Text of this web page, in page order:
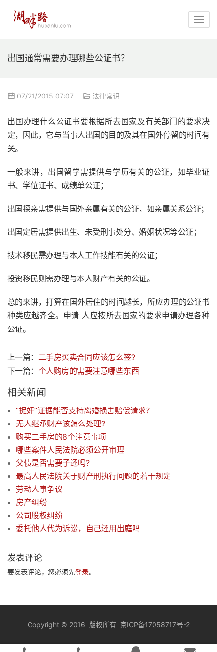
出国通常需要办理哪些公证书？
07/21/2015 07:07 法律常识
出国办理什么公证书要根据所去国家及有关部门的要求决
定，因此，它与当事人出国的目的及其在国外停留的时间有
关。
一般来讲，出国留学需提供与学历有关的公证，如毕业证
书、学位证书、成绩单公证；
出国探亲需提供与国外亲属有关的公证，如亲属关系公证；
出国定居需提供出生、未受刑事处分、婚姻状况等公证；
技术移民需办理与本人工作技能有关的公证；
投资移民则需办理与本人财产有关的公证。
总的来讲，打算在国外居住的时间越长，所应办理的公证书
种类应越齐全。申请 人应按所去国家的要求申请办理各种
公证。
上一篇： 二手房买卖合同应该怎么签?
下一篇： 个人购房的需要注意哪些东西
相关新闻
“捉奸”证据能否支持离婚损害赔偿请求？
无人继承财产该怎么处理?
购买二手房的8个注意事项
哪些案件人民法院必须公开审理
父债是否需要子还吗?
最高人民法院关于财产刑执行问题的若干规定
劳动人事争议
房产纠纷
公司股权纠纷
委托他人代为诉讼，自己还用出庭吗
发表评论
要发表评论，您必须先登录。
Copyright © 2016 版权所有 京ICP备17058717号-2